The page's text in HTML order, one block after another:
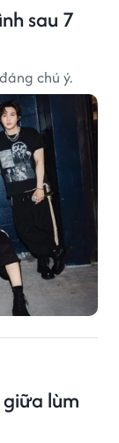
sau 7
chú ý.
lùm